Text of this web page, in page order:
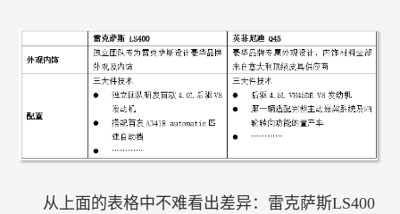
从上面的表格中不难看出差异：雷克萨斯LS400